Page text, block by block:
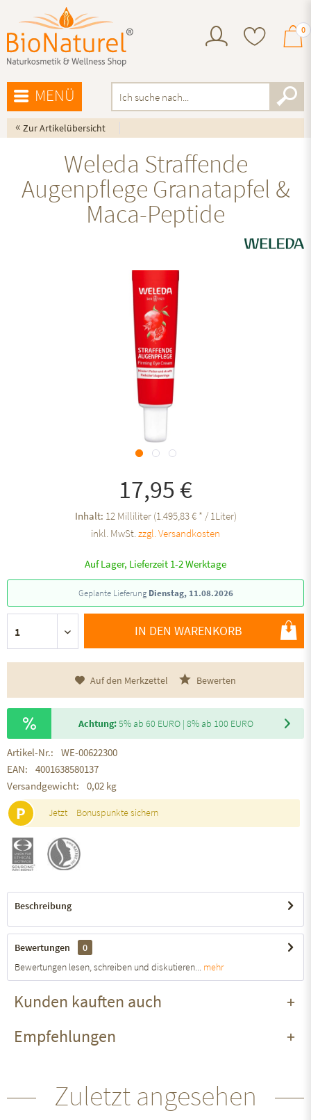
0
MENÜ
« Zur Artikelübersicht
Weleda Straffende
Augenpflege Granatapfel &
Maca-Peptide
17,95 €
Inhalt: 12 Milliliter (1.495,83 € * / 1Liter)
inkl. MwSt.zzgl. Versandkosten
Auf Lager, Lieferzeit 1-2 Werktage
Geplante Lieferung Dienstag, 11.08.2026
IN DEN WARENKORB
Auf den Merkzettel Bewerten
Achtung:5% ab 60 EURO | 8% ab 100 EURO
Artikel-Nr.:
WE-00622300
EAN:
4001638580137
Versandgewicht:
0,02 kg
P Jetzt Bonuspunkte sichern
Beschreibung
Bewertungen
0
Bewertungen lesen, schreiben und diskutieren... mehr
Kunden kauften auch
Empfehlungen
Zuletzt angesehen